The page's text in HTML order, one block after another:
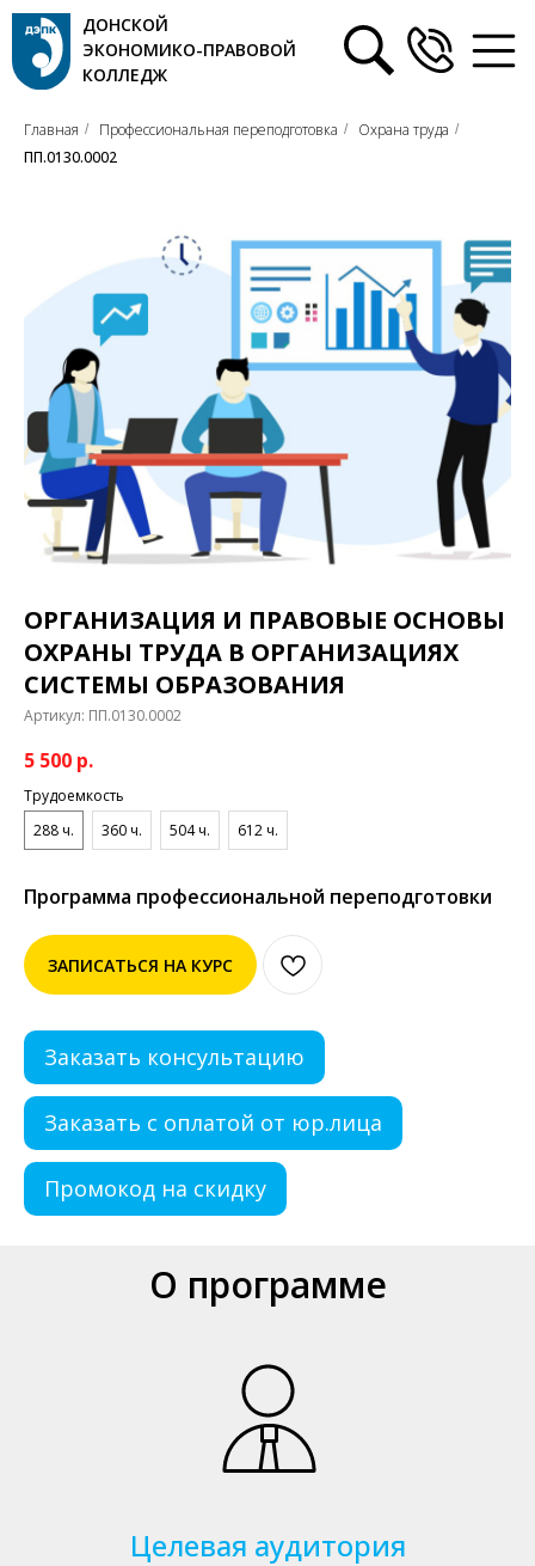
ДОНСКОЙ
ЭКОНОМИКО-ПРАВОВОЙ
КОЛЛЕДЖ
Главная / Профессиональная переподготовка / Охрана труда /
ПП.0130.0002
ОРГАНИЗАЦИЯ И ПРАВОВЫЕ ОСНОВЫ
ОХРАНЫ ТРУДА В ОРГАНИЗАЦИЯХ
СИСТЕМЫ ОБРАЗОВАНИЯ
Артикул: ПП.0130.0002
5 500 р.
Трудоемкость
288 ч.
360 ч. 504 ч. 612 ч.
Программа профессиональной переподготовки
ЗАПИСАТЬСЯ НА КУРС
Заказать консультацию
Заказать с оплатой от юр.лица
Промокод на скидку
О программе
Целевая аудитория